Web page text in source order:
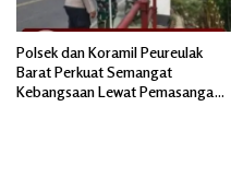
Polsek dan Koramil Peureulak
Barat Perkuat Semangat
Kebangsaan Lewat Pemasangan